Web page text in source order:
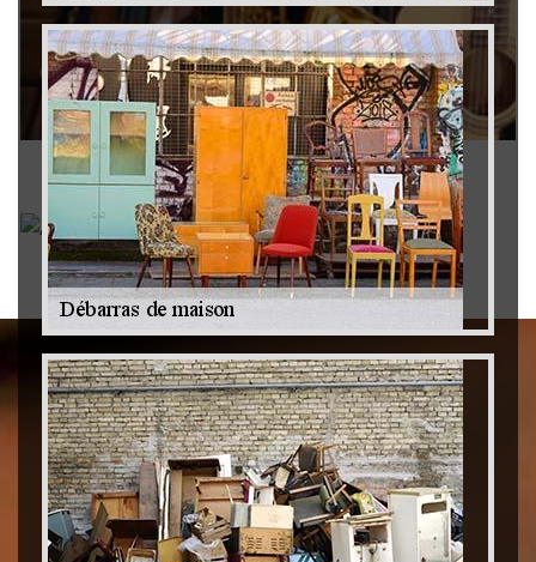
Rachat instrument de musique 79
Achat antiquité 79